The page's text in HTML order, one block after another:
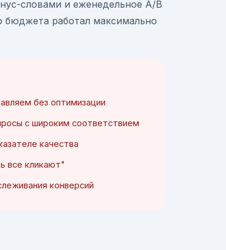
словами и еженедельное A/B
работал максимально
без оптимизации
с широким соответствием
качества
все кликают"
конверсий